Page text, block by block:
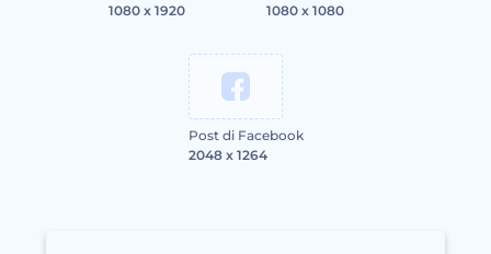
1080 x 1920
1080 x 1080
Post di Facebook
2048 x 1264